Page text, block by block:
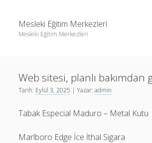
Mesleki Eğitim Merkezleri
Mesleki Eğitim Merkezleri
Liste
Sayfa Listesi
Threads Beğeni Arttırma
Liste
Sayfa Listesi
Web sitesi, planlı bakımdan
Tarih: Eylül 3, 2025 | Yazar:admin
Tabak Especial Maduro – Metal Kutu
Marlboro Edge İce İthal Sigara